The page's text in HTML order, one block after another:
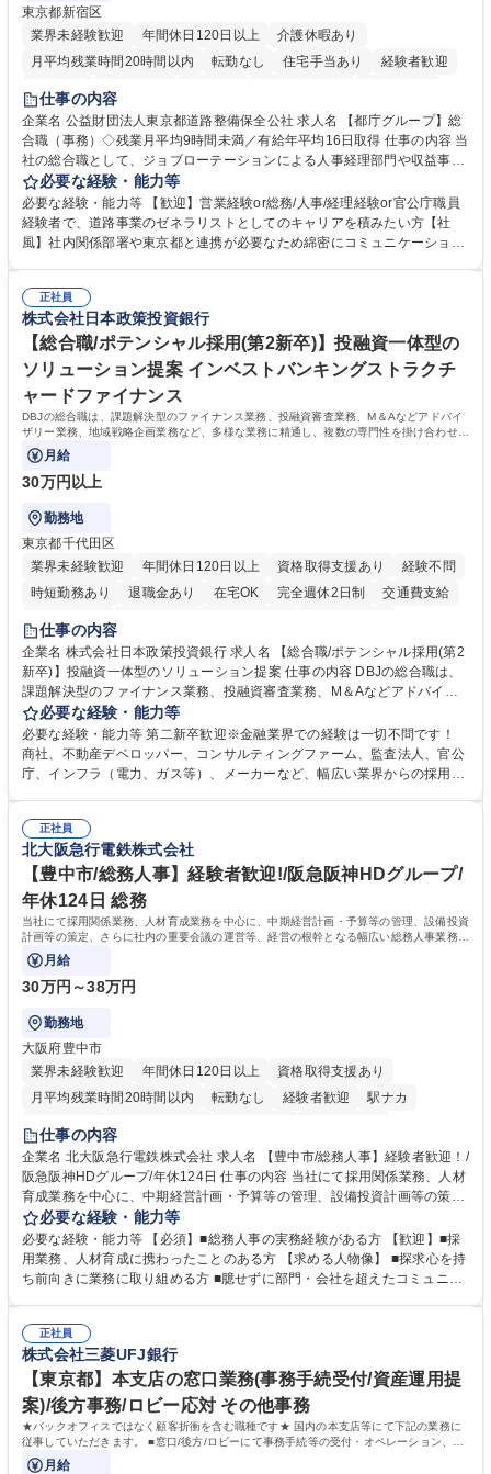
東京都新宿区
業界未経験歓迎
年間休日120日以上
介護休暇あり
月平均残業時間20時間以内
転勤なし 住宅手当あり
経験者歓迎
研修あり
退職金あり
駅近5分以内
資格取得手当あり 食事補助あり
仕事の内容
企業名 公益財団法人東京都道路整備保全公社 求人名 【都庁グループ】総
合職（事務）◇残業月平均9時間未満／有給年平均16日取得 仕事の内容 当
社の総合職として、ジョブローテーションによる人事経理部門や収益事業
等のフロント部門の部署等幅広い部署での業務をお任せいたします。研修
制度やキャリア支援が充実しております！ ※下記業務詳細 【業務詳細】■
管理部門：広報、人事、経理など当公社の運営に係る管理業務 ■収益部
門：駐車場の新規開拓、管理運営、新宿駅西口広場の「イベントコーナ
道路施設や道路工事現場の見学ツアー事業 ※入社後は上記いずれかの部門
へ配属。※業務内容変更の範囲：会社の定める業務 募集職種 【都庁グル
ープ】総合職（事務）◇残業月平均9時間未満／有給年平均16日取得
必要な経験・能力等
必要な経験・能力等 【歓迎】営業経験or総務/人事/経理経験or官公庁職員
経験者で、道路事業のゼネラリストとしてのキャリアを積みたい方【社
風】社内関係部署や東京都と連携が必要なため綿密にコミュニケーション
部門など多岐に渡る業務を経験できます。 ■様々なプロジェクト：駐車場
事業の他、新宿駅西口広場内に設置された照明を兼ねた広告「ブライトサ
イン」の管理運営を行うなど、事業収益を生み出す活動を積極的に行って
います。 学歴・資格 学歴：大学院 大学 高専 短大 専修学校 高校 語学力：
資格：
正社員
株式会社日本政策投資銀行
【総合職/ポテンシャル採用(第2新卒)】投融資一体型の
ソリューション提案 インベストバンキングストラクチ
ャードファイナンス
DBJの総合職は、課題解決型のファイナンス業務、投融資審査業務、M＆Aなどアドバイ
ザリー業務、地域戦略企画業務など、多様な業務に精通し、複数の専門性を掛け合わせて
広く社会に貢献していく職種です。
月給
30万円以上
勤務地
東京都千代田区
業界未経験歓迎
年間休日120日以上 資格取得支援あり
経験不問
時短勤務あり
退職金あり 在宅OK 完全週休2日制
交通費支給
駅近5分以内
食事補助あり
託児所あり
仕事の内容
企業名 株式会社日本政策投資銀行 求人名 【総合職/ポテンシャル採用(第2
新卒)】投融資一体型のソリューション提案 仕事の内容 DBJの総合職は、
課題解決型のファイナンス業務、投融資審査業務、M＆Aなどアドバイザ
リー業務、地域戦略企画業務など、多様な業務に精通し、複数の専門性を
掛け合わせて広く社会に貢献していく職種です。 入社後は、横断的なロー
テーションを経て適性や専門性に応じたキャリアを形成していただきま
す。総合職として入社いただき、下記いずれかの部門でご活躍いただきま
ート・ナレッジ業務 ※それぞれの業務内容に関しては、別途その他労働条
件備考欄に記載 募集職種 【総合職/ポテンシャル採用(第2新卒)】投融資一
体型のソリューション提案
必要な経験・能力等
必要な経験・能力等 第二新卒歓迎※金融業界での経験は一切不問です！
商社、不動産デベロッパー、コンサルティングファーム、監査法人、官公
庁、インフラ（電力、ガス等）、メーカーなど、幅広い業界からの採用実
く高い志を併せもった人材を求めています。ポテンシャル採用（第2新
卒）では、金融業界での経験や知識を問いません。新たな時代を見据え
て、複雑化する社会課題の解決に向けて先鞭をつける役割を担いたい、と
いう気概をお持ちの方を心待ちにしています。 学歴・資格 学歴：大学院
大学 語学力： 資格：
正社員
北大阪急行電鉄株式会社
【豊中市/総務人事】経験者歓迎!/阪急阪神HDグループ/
年休124日 総務
当社にて採用関係業務、人材育成業務を中心に、中期経営計画・予算等の管理、設備投資
計画等の策定、さらに社内の重要会議の運営等、経営の根幹となる幅広い総務人事業務全
般を担当していただきます。
月給
30万円～38万円
勤務地
大阪府豊中市
業界未経験歓迎
年間休日120日以上
資格取得支援あり
月平均残業時間20時間以内
転勤なし 経験者歓迎
駅ナカ
退職金あり
土日祝休み
服装自由 昼食補助あり 食事補助あり
仕事の内容
企業名 北大阪急行電鉄株式会社 求人名 【豊中市/総務人事】経験者歓迎！/
阪急阪神HDグループ/年休124日 仕事の内容 当社にて採用関係業務、人材
育成業務を中心に、中期経営計画・予算等の管理、設備投資計画等の策
定、さらに社内の重要会議の運営等、経営の根幹となる幅広い総務人事業
務全般を担当していただきます。 【主な業務内容】 ■採用関係業務および
人材育成(社員研修)業務の推進 ■中期経営計画および予算等の管理 ■設備
投資計画等の策定 ■社内の重要会議の運営 ■その他総務人事業務全般 【入
務人事】経験者歓迎！/阪急阪神HDグループ/年休124日
必要な経験・能力等
必要な経験・能力等 【必須】■総務人事の実務経験がある方 【歓迎】■採
用業務、人材育成に携わったことのある方 【求める人物像】 ■探求心を持
ち前向きに業務に取り組める方 ■臆せずに部門・会社を超えたコミュニケ
囲のメンバーと協調しつつ主体性を持って能動的に業務を推進できる方 学
歴・資格 学歴：大学院 大学 高専 短大 専修学校 高校 語学力： 資格：
正社員
株式会社三菱UFJ銀行
【東京都】本支店の窓口業務(事務手続受付/資産運用提
案)/後方事務/ロビー応対 その他事務
★バックオフィスではなく顧客折衝を含む職種です★ 国内の本支店等にて下記の業務に
従事していただきます。 ■窓口/後方/ロビーにて事務手続等の受付・オペレーション、お
客様対応
月給